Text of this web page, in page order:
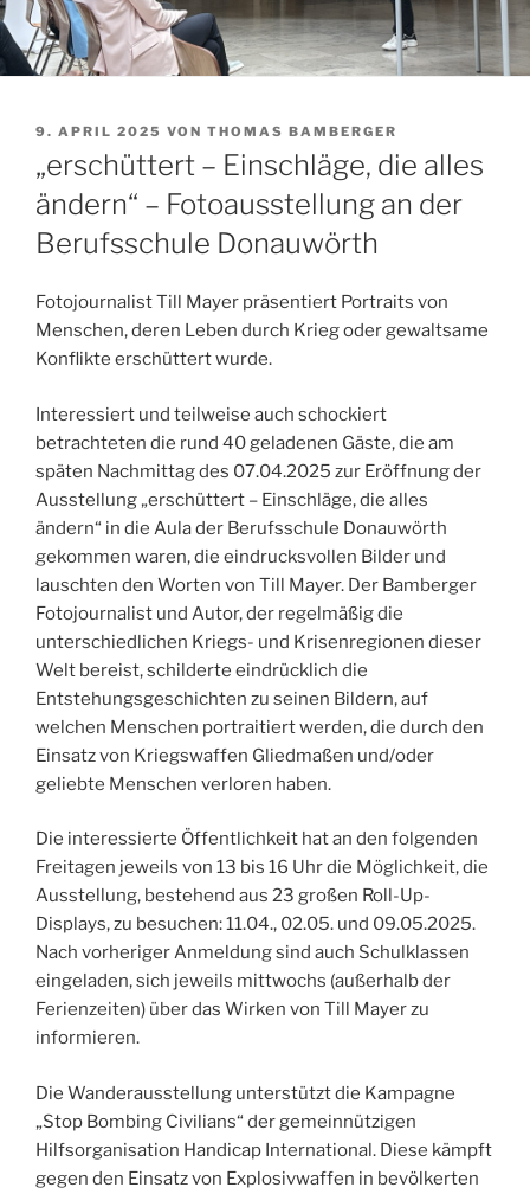
VERÖFFENTLICHT
9. APRIL 2025 VON THOMAS BAMBERGER
„erschüttert – Einschläge, die alles
ändern“ – Fotoausstellung an der
Berufsschule Donauwörth
Fotojournalist Till Mayer präsentiert Portraits von
Menschen, deren Leben durch Krieg oder gewaltsame
Konflikte erschüttert wurde.
Interessiert und teilweise auch schockiert
betrachteten die rund 40 geladenen Gäste, die am
späten Nachmittag des 07.04.2025 zur Eröffnung der
Ausstellung „erschüttert – Einschläge, die alles
ändern“ in die Aula der Berufsschule Donauwörth
gekommen waren, die eindrucksvollen Bilder und
lauschten den Worten von Till Mayer. Der Bamberger
Fotojournalist und Autor, der regelmäßig die
unterschiedlichen Kriegs- und Krisenregionen dieser
Welt bereist, schilderte eindrücklich die
Entstehungsgeschichten zu seinen Bildern, auf
welchen Menschen portraitiert werden, die durch den
Einsatz von Kriegswaffen Gliedmaßen und/oder
geliebte Menschen verloren haben.
Die interessierte Öffentlichkeit hat an den folgenden
Freitagen jeweils von 13 bis 16 Uhr die Möglichkeit, die
Ausstellung, bestehend aus 23 großen Roll-Up-
Displays, zu besuchen: 11.04., 02.05. und 09.05.2025.
Nach vorheriger Anmeldung sind auch Schulklassen
eingeladen, sich jeweils mittwochs (außerhalb der
Ferienzeiten) über das Wirken von Till Mayer zu
informieren.
Die Wanderausstellung unterstützt die Kampagne
„Stop Bombing Civilians“ der gemeinnützigen
Hilfsorganisation Handicap International. Diese kämpft
gegen den Einsatz von Explosivwaffen in bevölkerten